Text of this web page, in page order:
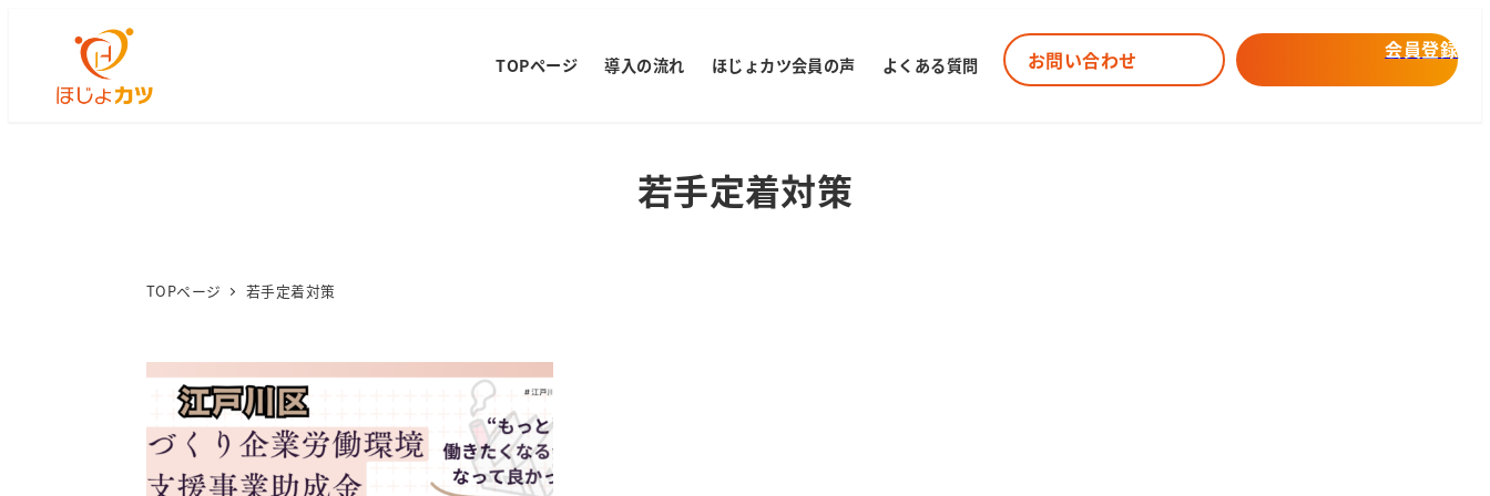
TOPページ 導入の流れ ほじょカツ会員の声 よくある質問 お問い合わせ 会員登録
若手定着対策
TOPページ 若手定着対策